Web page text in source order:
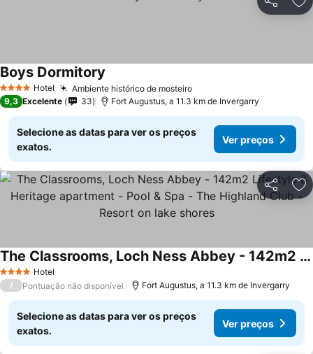
Partilhar
4 EstrelasHotel Ambiente histórico de mosteiroVer preços
Boys Dormitory
9,3 Excelente 33 Fort Augustus, a 11.3 km de Invergarry
Selecione as datas para ver os preços
exatos.
Ver preços
Partilhar
4 EstrelasHotel
The Classrooms, Loch Ness Abbey - 142m2 Lifestyle & Heritage apartment - Pool & Spa - The Highland Club - Resort on lake shores
Ver preços
/ Pontuação não disponível Fort Augustus, a 11.3 km de Invergarry
Selecione as datas para ver os preços
exatos.
Ver preços